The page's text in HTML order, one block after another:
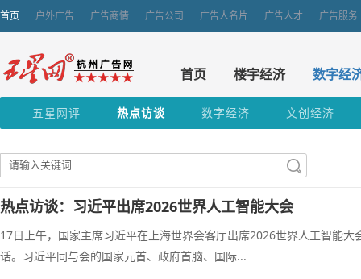
首页 户外广告 广告商情 广告公司 广告人名片 广告人才 广告服务
首页 楼宇经济 数字经
五星网评 热点访谈 数字经济 文创经济
热点访谈：习近平出席2026世界人工智能大会
17日上午，国家主席习近平在上海世界会客厅出席2026世界人工智能
话。习近平同与会的国家元首、政府首脑、国际...